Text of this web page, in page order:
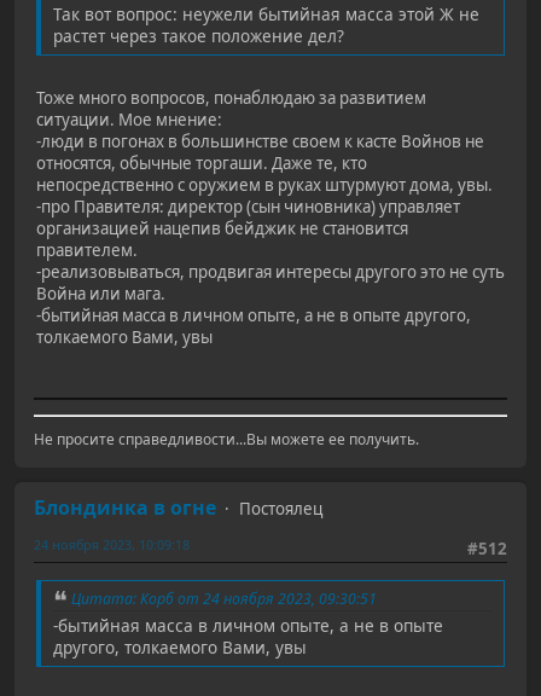
Так вот вопрос: неужели бытийная масса этой Ж не
растет через такое положение дел?
Тоже много вопросов, понаблюдаю за развитием
ситуации. Мое мнение:
-люди в погонах в большинстве своем к касте Войнов не
относятся, обычные торгаши. Даже те, кто
непосредственно с оружием в руках штурмуют дома, увы.
-про Правителя: директор (сын чиновника) управляет
организацией нацепив бейджик не становится
правителем.
-реализовываться, продвигая интересы другого это не суть
Война или мага.
-бытийная масса в личном опыте, а не в опыте другого,
толкаемого Вами, увы
Не просите справедливости...Вы можете ее получить.
Блондинка в огне
Постоялец
#512
24 ноября 2023, 10:09:18
Цитата: Корб от 24 ноября 2023, 09:30:51
-бытийная масса в личном опыте, а не в опыте
другого, толкаемого Вами, увы